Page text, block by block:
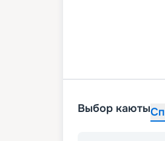
Выбор каюты